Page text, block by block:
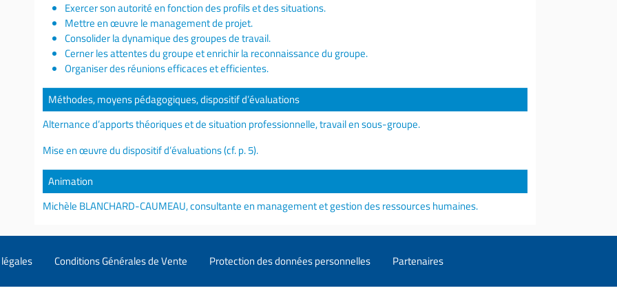
Exercer son autorité en fonction des profils et des situations.
Mettre en œuvre le management de projet.
Consolider la dynamique des groupes de travail.
Cerner les attentes du groupe et enrichir la reconnaissance du groupe.
Organiser des réunions efficaces et efficientes.
Méthodes, moyens pédagogiques, dispositif d’évaluations
Alternance d’apports théoriques et de situation professionnelle, travail en sous-groupe.
Mise en œuvre du dispositif d’évaluations (cf. p. 5).
Animation
Michèle BLANCHARD-CAUMEAU, consultante en management et gestion des ressources humaines.
Conditions Générales de Vente Protection des données personnelles Partenaires